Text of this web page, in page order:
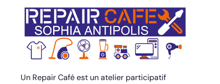
Un Repair Café est un atelier participatif